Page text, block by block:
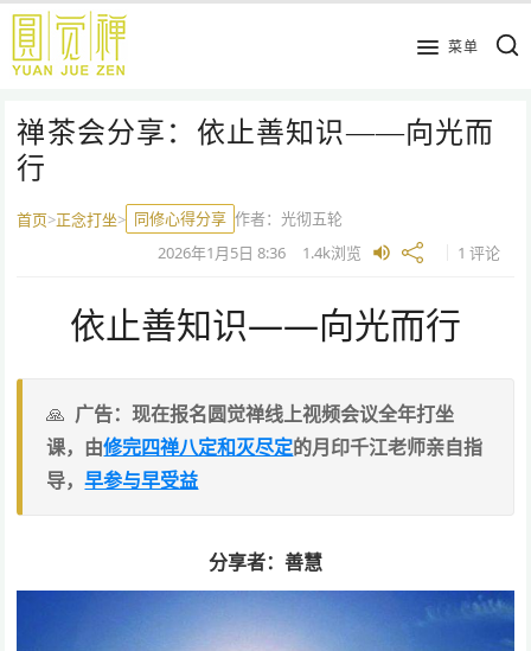
跳
主
内
菜单
禅茶会分享：依止善知识——向光而
行
首页>正念打坐> 同修心得分享 作者：光彻五轮
2026年1月5日 8:36 1.4k浏览 1 评论
依止善知识——向光而行
广告：现在报名圆觉禅线上视频会议全年打坐
课，由修完四禅八定和灭尽定的月印千江老师亲自指
导，早参与早受益
分享者：善慧